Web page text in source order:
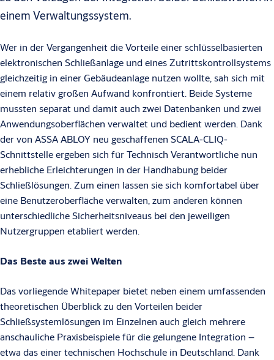
einem Verwaltungssystem.
Wer in der Vergangenheit die Vorteile einer schlüsselbasierten
elektronischen Schließanlage und eines Zutrittskontrollsystems
gleichzeitig in einer Gebäudeanlage nutzen wollte, sah sich mit
einem relativ großen Aufwand konfrontiert. Beide Systeme
mussten separat und damit auch zwei Datenbanken und zwei
Anwendungsoberflächen verwaltet und bedient werden. Dank
der von ASSA ABLOY neu geschaffenen SCALA-CLIQ-
Schnittstelle ergeben sich für Technisch Verantwortliche nun
erhebliche Erleichterungen in der Handhabung beider
Schließlösungen. Zum einen lassen sie sich komfortabel über
eine Benutzeroberfläche verwalten, zum anderen können
unterschiedliche Sicherheitsniveaus bei den jeweiligen
Nutzergruppen etabliert werden.
Das Beste aus zwei Welten
Das vorliegende Whitepaper bietet neben einem umfassenden
theoretischen Überblick zu den Vorteilen beider
Schließsystemlösungen im Einzelnen auch gleich mehrere
anschauliche Praxisbeispiele für die gelungene Integration –
etwa das einer technischen Hochschule in Deutschland. Dank